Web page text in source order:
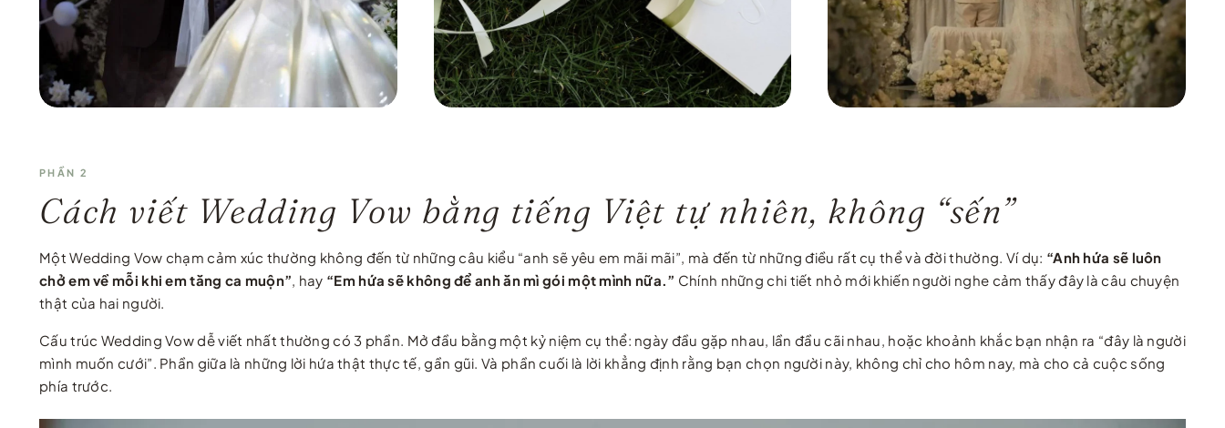
PHẦN 2
Cách viết Wedding Vow bằng tiếng Việt tự nhiên, không “sến”
Một Wedding Vow chạm cảm xúc thường không đến từ những câu kiểu “anh sẽ yêu em mãi mãi”, mà đến từ những điều rất cụ thể và đời thường. Ví dụ: “Anh hứa sẽ luôn
chở em về mỗi khi em tăng ca muộn”, hay “Em hứa sẽ không để anh ăn mì gói một mình nữa.” Chính những chi tiết nhỏ mới khiến người nghe cảm thấy đây là câu chuyện
thật của hai người.
Cấu trúc Wedding Vow dễ viết nhất thường có 3 phần. Mở đầu bằng một kỷ niệm cụ thể: ngày đầu gặp nhau, lần đầu cãi nhau, hoặc khoảnh khắc bạn nhận ra “đây là người
mình muốn cưới”. Phần giữa là những lời hứa thật thực tế, gần gũi. Và phần cuối là lời khẳng định rằng bạn chọn người này, không chỉ cho hôm nay, mà cho cả cuộc sống
phía trước.